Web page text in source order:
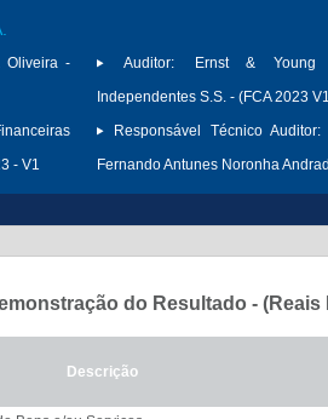
Oliveira -
- V1
Auditor:
Ernst & Young
Independentes S.S. - (FCA 2023
Responsável Técnico Auditor:
Fernando Antunes Noronha